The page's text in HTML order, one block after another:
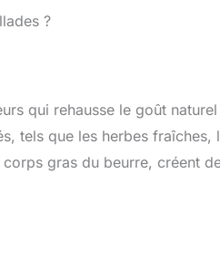
?
qui rehausse le goût
tels que les herbes
gras du beurre, créent